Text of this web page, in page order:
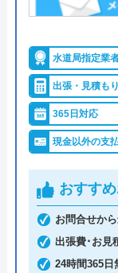
スムーズ
イレの交
かりまし
者で、全国各
施工対応時間
の時間につい
で、緊急時の
見積もりは無
頼ください。
水道局指定業
出張・見積も
365日対応
現金以外の支
おすす
お問合せか
出張費･お見
24時間365日